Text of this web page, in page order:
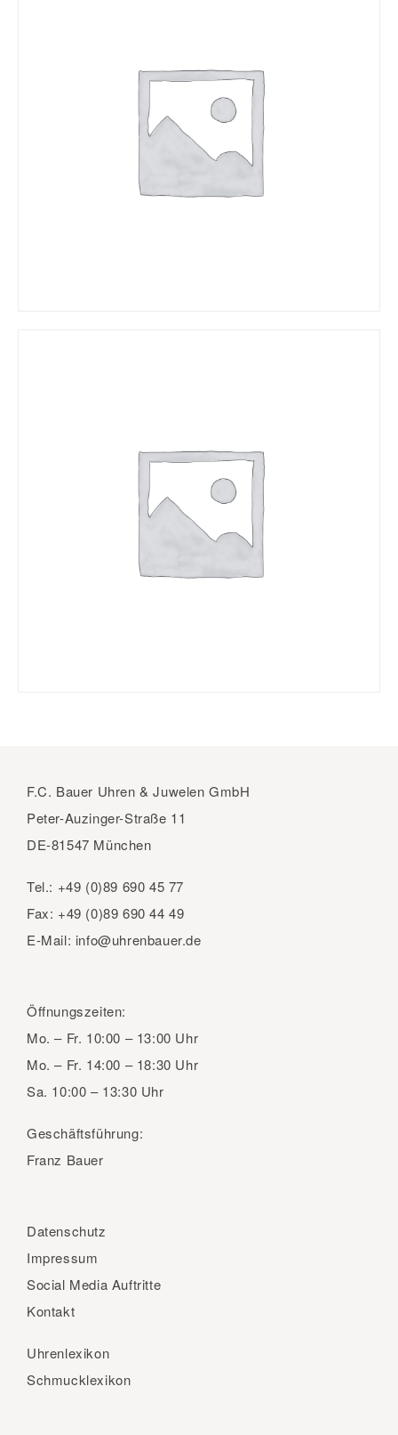
F.C. Bauer Uhren & Juwelen GmbH
Peter-Auzinger-Straße 11
DE-81547 München
Tel.: +49 (0)89 690 45 77
Fax: +49 (0)89 690 44 49
E-Mail: info@uhrenbauer.de
Öffnungszeiten:
Mo. – Fr. 10:00 – 13:00 Uhr
Mo. – Fr. 14:00 – 18:30 Uhr
Sa. 10:00 – 13:30 Uhr
Geschäftsführung:
Franz Bauer
Datenschutz
Impressum
Social Media Auftritte
Kontakt
Uhrenlexikon
Schmucklexikon